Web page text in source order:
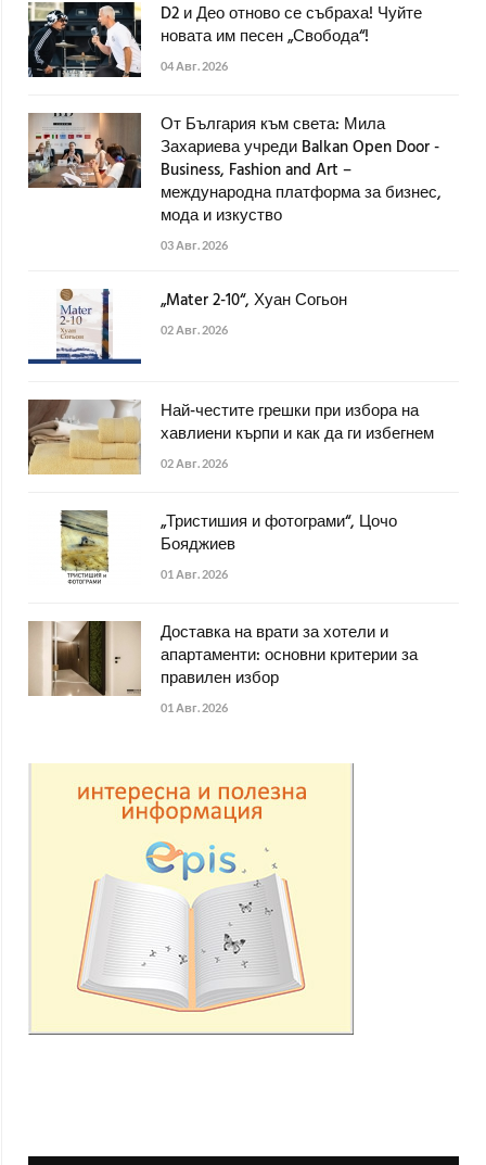
D2 и Део отново се събраха! Чуйте
новата им песен „Свобода“!
04 Авг. 2026
От България към света: Мила
Захариева учреди Balkan Open Door -
Business, Fashion and Art –
международна платформа за бизнес,
мода и изкуство
03 Авг. 2026
„Mater 2-10“, Хуан Согьон
02 Авг. 2026
Най-честите грешки при избора на
хавлиени кърпи и как да ги избегнем
02 Авг. 2026
„Тристишия и фотограми“, Цочо
Бояджиев
01 Авг. 2026
Доставка на врати за хотели и
апартаменти: основни критерии за
правилен избор
01 Авг. 2026